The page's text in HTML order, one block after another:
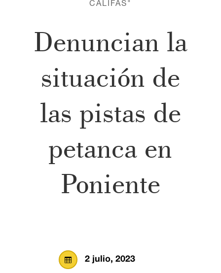
CALIFAS"
Denuncian la
situación de
las pistas de
petanca en
Poniente
 2 julio, 2023